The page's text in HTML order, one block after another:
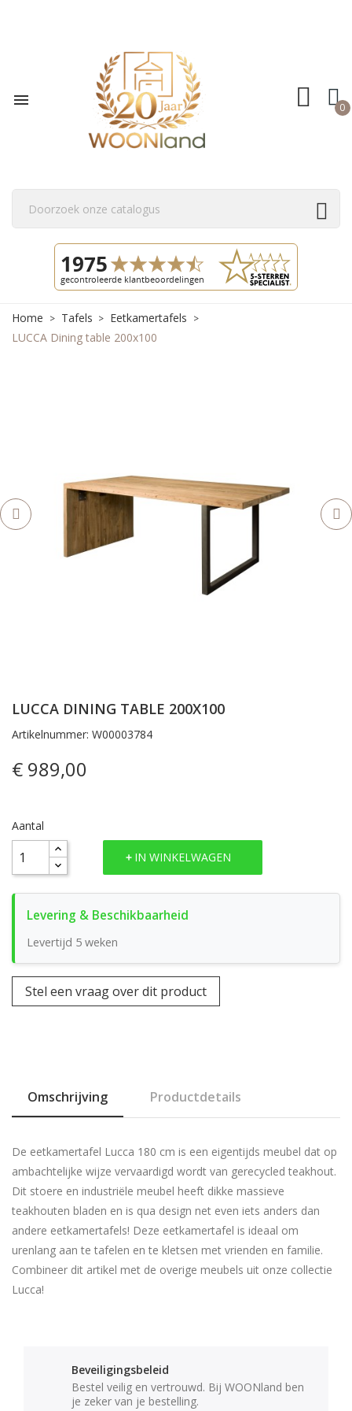
 0
Home Tafels
Eetkamertafels
LUCCA Dining table 200x100
LUCCA DINING TABLE 200X100
Artikelnummer: W00003784
€ 989,00
Aantal
IN WINKELWAGEN
Levertijd 5 weken
Stel een vraag over dit product
Omschrijving Productdetails
De eetkamertafel Lucca 180 cm is een eigentijds meubel dat op
ambachtelijke wijze vervaardigd wordt van gerecycled teakhout.
Dit stoere en industriële meubel heeft dikke massieve
teakhouten bladen en is qua design net even iets anders dan
andere eetkamertafels! Deze eetkamertafel is ideaal om
urenlang aan te tafelen en te kletsen met vrienden en familie.
Combineer dit artikel met de overige meubels uit onze collectie
Lucca!
Beveiligingsbeleid
Bestel veilig en vertrouwd. Bij WOONland ben
je zeker van je bestelling.